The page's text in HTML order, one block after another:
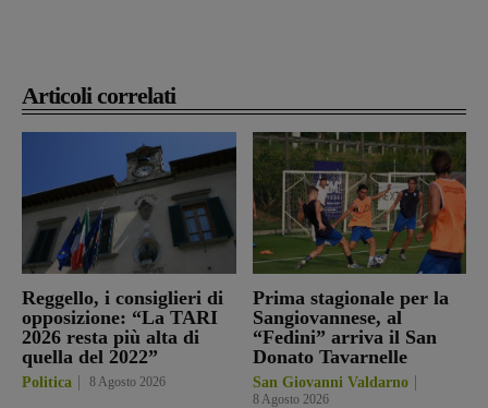
Articoli correlati
Reggello, i consiglieri di
opposizione: “La TARI
2026 resta più alta di
quella del 2022”
Politica 8 Agosto 2026
Prima stagionale per la
Sangiovannese, al
“Fedini” arriva il San
Donato Tavarnelle
San Giovanni Valdarno
8 Agosto 2026